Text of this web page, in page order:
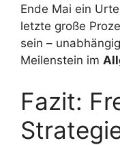
Ende Mai ein
letzte große
sein –
Meilenstein im
Fazit: